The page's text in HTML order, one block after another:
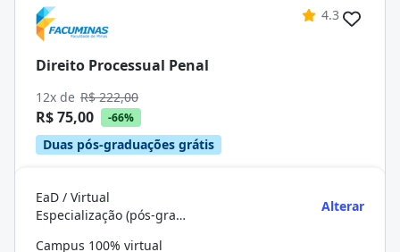
4.3
Direito Processual Penal
12x de R$ 222,00
R$ 75,00 -66%
Duas pós-graduações grátis
EaD / Virtual
Especialização (pós-graduação)
Alterar
Campus 100% virtual